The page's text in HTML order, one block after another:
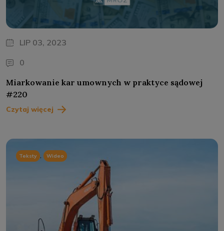
LIP 03, 2023
0
Miarkowanie kar umownych w praktyce sądowej
#220
Czytaj więcej
Teksty , Wideo